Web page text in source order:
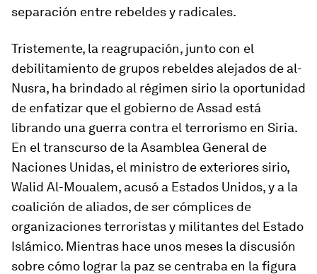
separación entre rebeldes y radicales.
Tristemente, la reagrupación, junto con el
debilitamiento de grupos rebeldes alejados de al-
Nusra, ha brindado al régimen sirio la oportunidad
de enfatizar que el gobierno de Assad está
librando una guerra contra el terrorismo en Siria.
En el transcurso de la Asamblea General de
Naciones Unidas, el ministro de exteriores sirio,
Walid Al-Moualem, acusó a Estados Unidos, y a la
coalición de aliados, de ser cómplices de
organizaciones terroristas y militantes del Estado
Islámico. Mientras hace unos meses la discusión
sobre cómo lograr la paz se centraba en la figura